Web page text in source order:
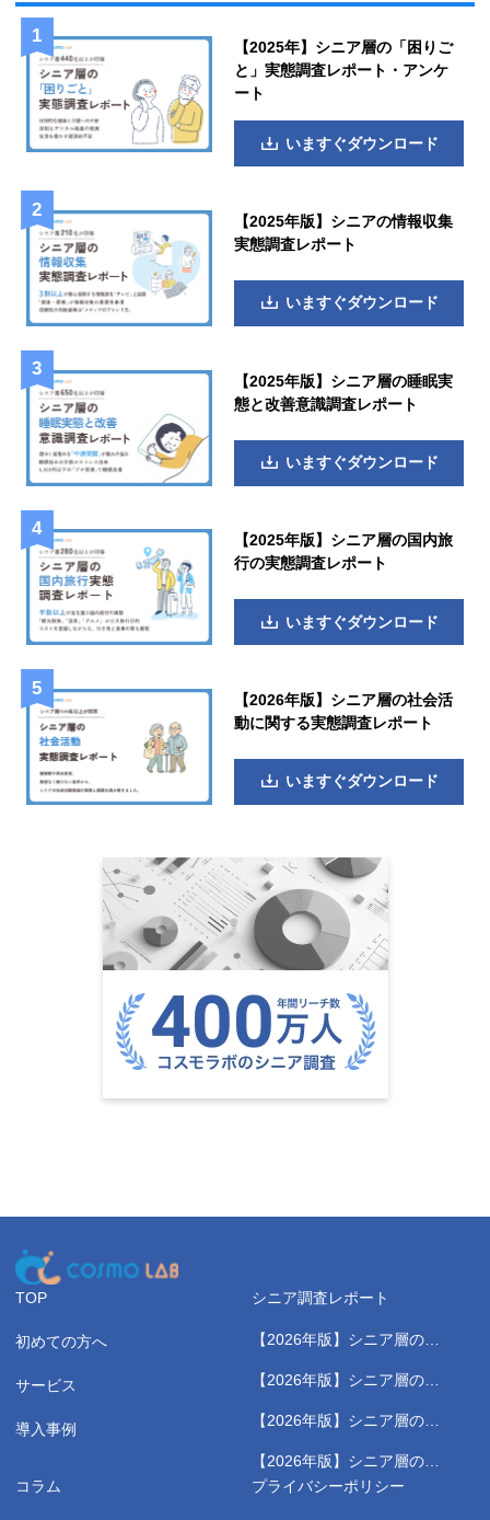
【2025年】シニア層の「困りご
と」実態調査レポート・アンケ
ート
いますぐダウンロード
【2025年版】シニアの情報収集
実態調査レポート
いますぐダウンロード
【2025年版】シニア層の睡眠実
態と改善意識調査レポート
いますぐダウンロード
【2025年版】シニア層の国内旅
行の実態調査レポート
いますぐダウンロード
【2026年版】シニア層の社会活
動に関する実態調査レポート
いますぐダウンロード
TOP
初めての方へ
サービス
導入事例
シニア調査レポート
【2026年版】シニア層の健
ート
【2026年版】シニア層のス
レポート
【2026年版】シニア層の健
ート
【2026年版】シニア層の野
菜高騰に関する実態調査レポ
コラム プライバシーポリシー